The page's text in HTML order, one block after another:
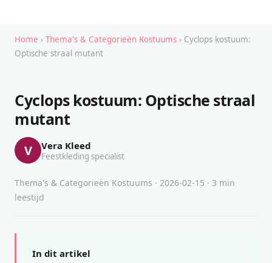
Home › Thema's & Categorieën Kostuums › Cyclops kostuum:
Optische straal mutant
Cyclops kostuum: Optische straal
mutant
V Vera Kleed
Feestkleding specialist
Thema's & Categorieën Kostuums · 2026-02-15 · 3 min
leestijd
In dit artikel